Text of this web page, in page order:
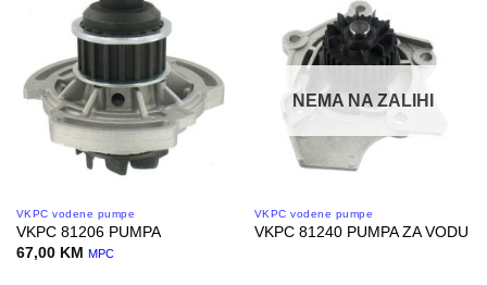
VKPC vodene pumpe
VKPC 81206 PUMPA
67,00 KM MPC
NEMA NA ZALIHI
VKPC vodene pumpe
VKPC 81240 PUMPA ZA VODU